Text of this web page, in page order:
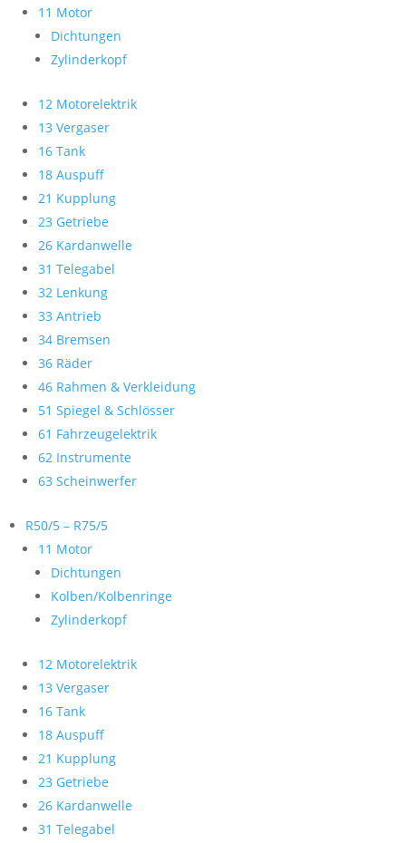
11 Motor
Dichtungen
Zylinderkopf
12 Motorelektrik
13 Vergaser
16 Tank
18 Auspuff
21 Kupplung
23 Getriebe
26 Kardanwelle
31 Telegabel
32 Lenkung
33 Antrieb
34 Bremsen
36 Räder
46 Rahmen & Verkleidung
51 Spiegel & Schlösser
61 Fahrzeugelektrik
62 Instrumente
63 Scheinwerfer
R50/5 – R75/5
11 Motor
Dichtungen
Kolben/Kolbenringe
Zylinderkopf
12 Motorelektrik
13 Vergaser
16 Tank
18 Auspuff
21 Kupplung
23 Getriebe
26 Kardanwelle
31 Telegabel